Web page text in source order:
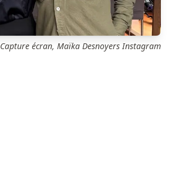
Capture écran, Maïka Desnoyers Instagram